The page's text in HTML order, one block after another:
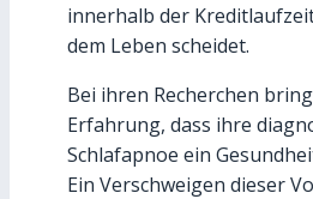
innerhalb der
dem Leben scheidet.
Bei ihren Recherchen
Erfahrung, dass ihre
Schlafapnoe ein
Ein Verschweigen dieser